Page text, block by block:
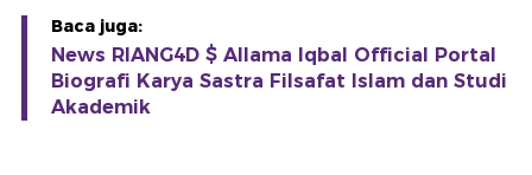
Baca juga:
News RIANG4D $ Allama Iqbal Official Portal
Biografi Karya Sastra Filsafat Islam dan Studi
Akademik